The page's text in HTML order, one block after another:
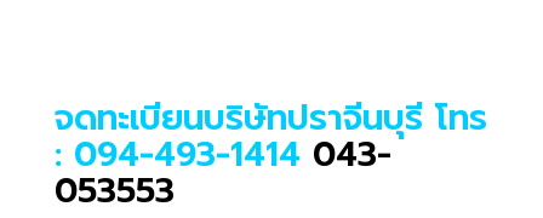
จดทะเบียนบริษัทปราจีนบุรี โทร
: 094-493-1414 043-
053553